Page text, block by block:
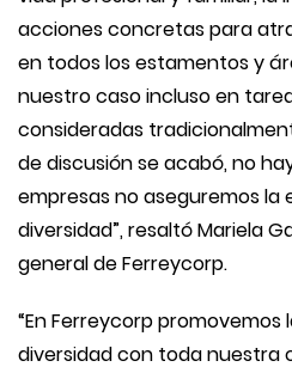
acciones concretas para
en todos los estamentos y
nuestro caso incluso en
consideradas
de discusión se acabó, no
empresas no aseguremos la
diversidad”, resaltó Mariela
general de Ferreycorp.
“En Ferreycorp promovemos
diversidad con toda nuestra